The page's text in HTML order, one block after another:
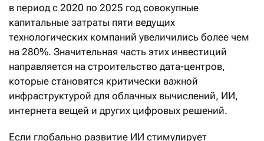
в период с 2020 по 2025 год совокупные
капитальные затраты пяти ведущих
технологических компаний увеличились более чем
на 280%. Значительная часть этих инвестиций
направляется на строительство дата-центров,
которые становятся критически важной
инфраструктурой для облачных вычислений, ИИ,
интернета вещей и других цифровых решений.
Если глобально развитие ИИ стимулирует